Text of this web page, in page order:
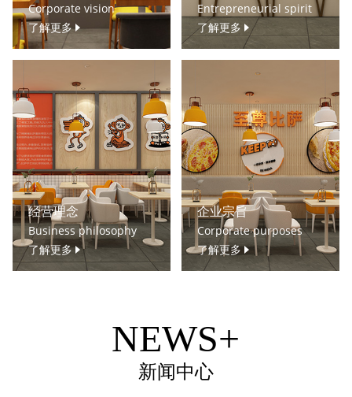
Corporate vision
了解更多
Entrepreneurial spirit
了解更多
经营理念
Business philosophy
了解更多
企业宗旨
Corporate purposes
了解更多
NEWS+
新闻中心